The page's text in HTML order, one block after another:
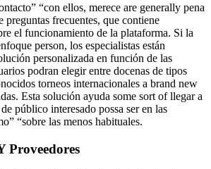
“con ellos, merece are generally pena
preguntas frecuentes, que contiene
el funcionamiento de la plataforma. Si la
person, los especialistas están
personalizada en función de las
podran elegir entre docenas de tipos
torneos internacionales a brand new
Esta solución ayuda some sort of llegar a
público interesado possa ser en las
“sobre las menos habituales.
Proveedores